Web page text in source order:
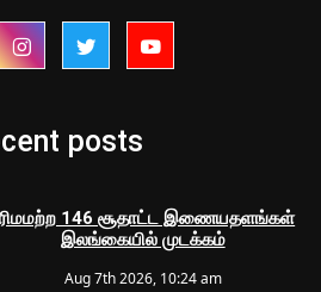
posts
146 சூதாட்ட இணையதளங்கள்
இலங்கையில் முடக்கம்
Aug 7th 2026, 10:24 am